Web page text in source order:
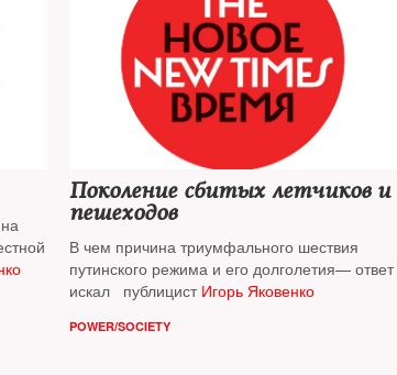
Поколение сбитых летчиков и
пешеходов
В чем причина триумфального шествия
путинского режима и его долголетия— ответ
искал публицист Игорь Яковенко
POWER/SOCIETY